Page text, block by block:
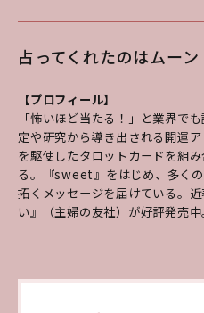
占ってくれたのはムーン
【プロフィール】
「怖いほど当たる！」と業界で
定や研究から導き出される開運
を駆使したタロットカードを組
る。『sweet』をはじめ、多く
拓くメッセージを届けている。
い』（主婦の友社）が好評発売中